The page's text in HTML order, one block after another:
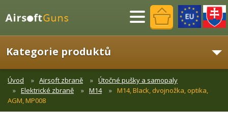
Menu
Kategorie produktů
Úvod Airsoft zbraně
Útočné pušky a samopaly
Elektrické zbraně
M14
M14, Black, dvojnožka, optika,
AGM, MP008